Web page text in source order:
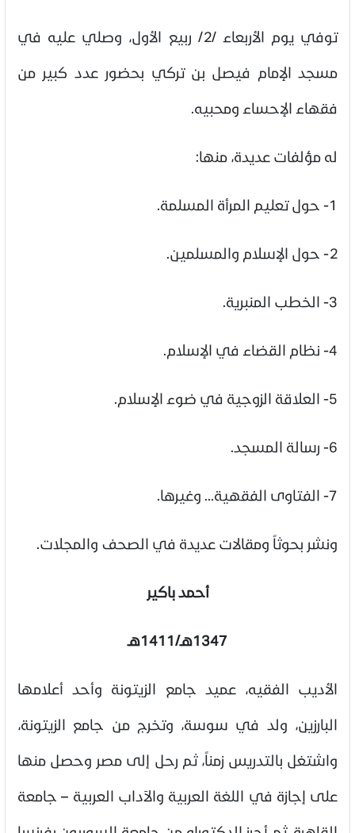
توفي يوم الأربعاء /2/ ربيع الأول، وصلي عليه في
مسجد الإمام فيصل بن تركي بحضور عدد كبير من
فقهاء الإحساء ومحبيه.
له مؤلفات عديدة، منها:
1- حول تعليم المرأة المسلمة.
2- حول الإسلام والمسلمين.
3- الخطب المنبرية.
4- نظام القضاء في الإسلام.
5- العلاقة الزوجية في ضوء الإسلام.
6- رسالة المسجد.
7- الفتاوى الفقهية... وغيرها.
ونشر بحوثاً ومقالات عديدة في الصحف والمجلات.
أحمد باكير
1347هـ/1411هـ
الأديب الفقيه، عميد جامع الزيتونة وأحد أعلامها
البارزين، ولد في سوسة، وتخرج من جامع الزيتونة،
واشتغل بالتدريس زمناً، ثم رحل إلى مصر وحصل منها
على إجازة في اللغة العربية والآداب العربية – جامعة